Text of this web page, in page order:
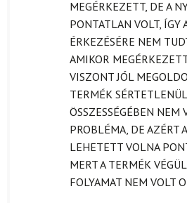
MEGÉRKEZETT, DE A
PONTATLAN VOLT, ÍGY
ÉRKEZÉSÉRE NEM
AMIKOR
VISZONT JÓL
TERMÉK
ÖSSZESSÉGÉBEN NEM
PROBLÉMA, DE AZÉRT
LEHETETT VOLNA
MERT A TERMÉK
FOLYAMAT NEM VOLT